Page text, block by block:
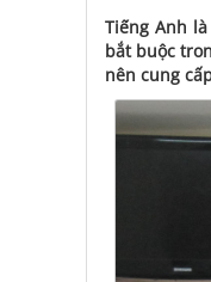
Tiếng Anh
bắt buộc
nên cung